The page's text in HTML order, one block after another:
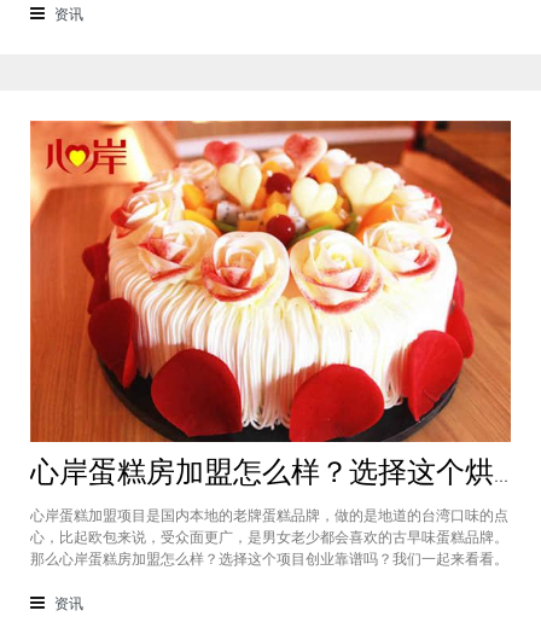
在国内市场上的首先一家传统地道且正宗的西式烘焙品牌，这对于很多国内
资讯
心岸蛋糕房加盟怎么样？选择这个烘焙品牌创业靠谱吗
心岸蛋糕加盟项目是国内本地的老牌蛋糕品牌，做的是地道的台湾口味的点
心，比起欧包来说，受众面更广，是男女老少都会喜欢的古早味蛋糕品牌。
那么心岸蛋糕房加盟怎么样？选择这个项目创业靠谱吗？我们一起来看看。
要不就是流行可颂，怎么还会有加盟商去加盟传统烘焙店呢？这您就有所不
资讯